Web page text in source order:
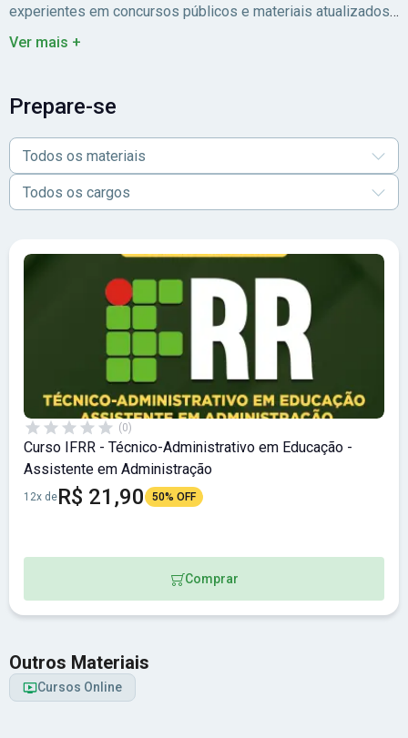
experientes em concursos públicos e materiais atualizados
para você estudar com foco no edital.
Ver mais +
Prepare-se
Todos os materiais
Todos os cargos
(0)
Curso IFRR - Técnico-Administrativo em Educação -
Assistente em Administração
12x deR$ 21,90 50% OFF
Comprar
Outros Materiais
Cursos Online